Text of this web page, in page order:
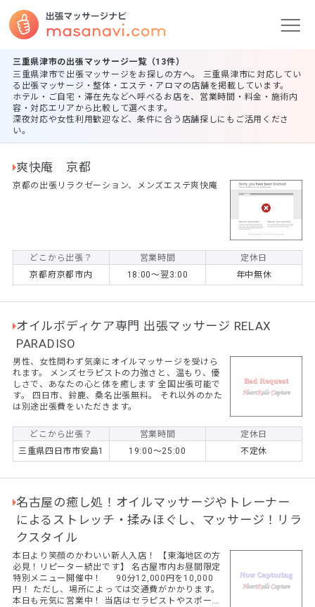
三重県津市の出張マッサージ一覧（13件）
三重県津市で出張マッサージをお探しの方へ。 三重県津市に対応してい
る出張マッサージ・整体・エステ・アロマの店舗を掲載しています。
ホテル・ご自宅・滞在先などへ呼べるお店を、営業時間・料金・施術内
容・対応エリアから比較して選べます。
深夜対応や女性利用歓迎など、条件に合う店舗探しにもご活用くださ
い。
爽快庵 京都
京都の出張リラクゼーション、メンズエステ爽快庵
どこから出張？ 営業時間
定休日
京都府京都市内
18:00〜翌3:00 年中無休
オイルボディケア専門 出張マッサージ RELAX
PARADISO
男性、女性問わず気楽にオイルマッサージを受けら
れます。 メンズセラピストの力強さと、温もり、優
しさで、あなたの心と体を癒します 全国出張可能で
す。 四日市、鈴鹿、桑名出張無料。 それ以外のかた
は別途出張費をいただきます。
どこから出張？ 営業時間
定休日
三重県四日市市安島1
19:00～25:00 不定休
名古屋の癒し処！オイルマッサージやトレーナー
によるストレッチ・揉みほぐし、マッサージ！リラ
クスタイル
本日より笑顔のかわいい新人入店！ 【東海地区の方
必見！リピーター続出です】 名古屋市内お昼間限定
特別メニュー開催中！ 90分12,000円を10,000
円！ ただし、場所によっては交通費がかかります。
本日も元気に営業中！ 当店はセラピストやスポーツ